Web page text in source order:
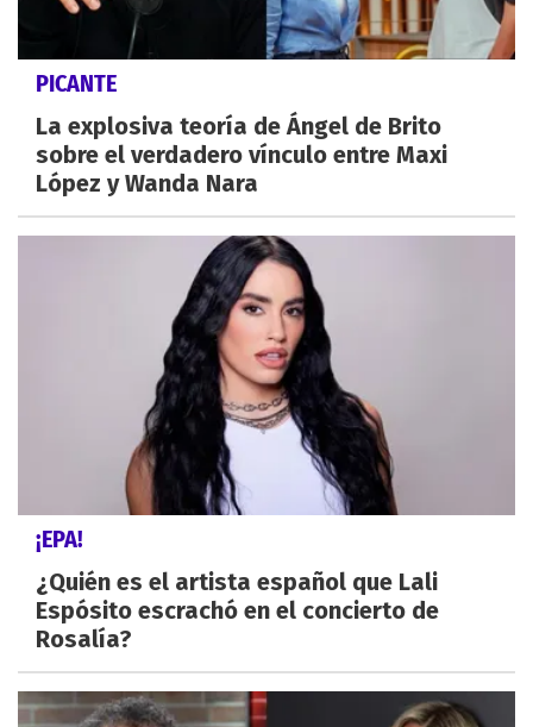
PICANTE
La explosiva teoría de Ángel de Brito
sobre el verdadero vínculo entre Maxi
López y Wanda Nara
¡EPA!
¿Quién es el artista español que Lali
Espósito escrachó en el concierto de
Rosalía?